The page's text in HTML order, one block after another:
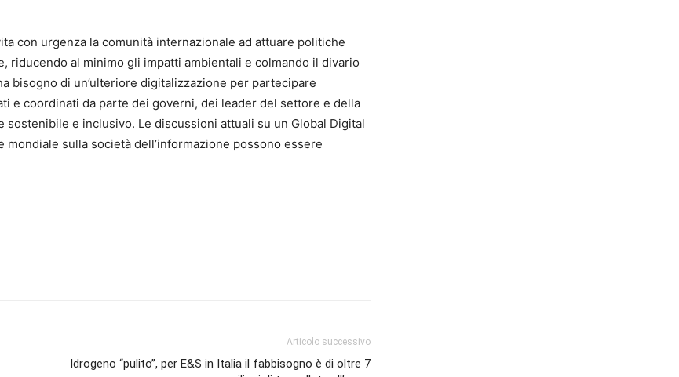
con urgenza la comunità internazionale ad attuare politiche
riducendo al minimo gli impatti ambientali e colmando il divario
bisogno di un’ulteriore digitalizzazione per partecipare
e coordinati da parte dei governi, dei leader del settore e della
e inclusivo. Le discussioni attuali su un Global Digital
sulla società dell’informazione possono essere
Articolo successivo
Idrogeno “pulito”, per E&S in Italia il fabbisogno è di oltre 7